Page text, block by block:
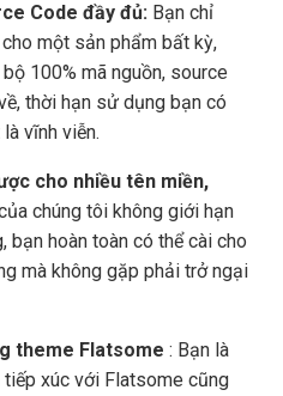
Code đầy đủ: Bạn chỉ
một sản phẩm bất kỳ,
100% mã nguồn, source
thời hạn sử dụng bạn có
vĩnh viễn.
cho nhiều tên miền,
chúng tôi không giới hạn
hoàn toàn có thể cài cho
mà không gặp phải trở ngại
theme Flatsome : Bạn là
xúc với Flatsome cũng